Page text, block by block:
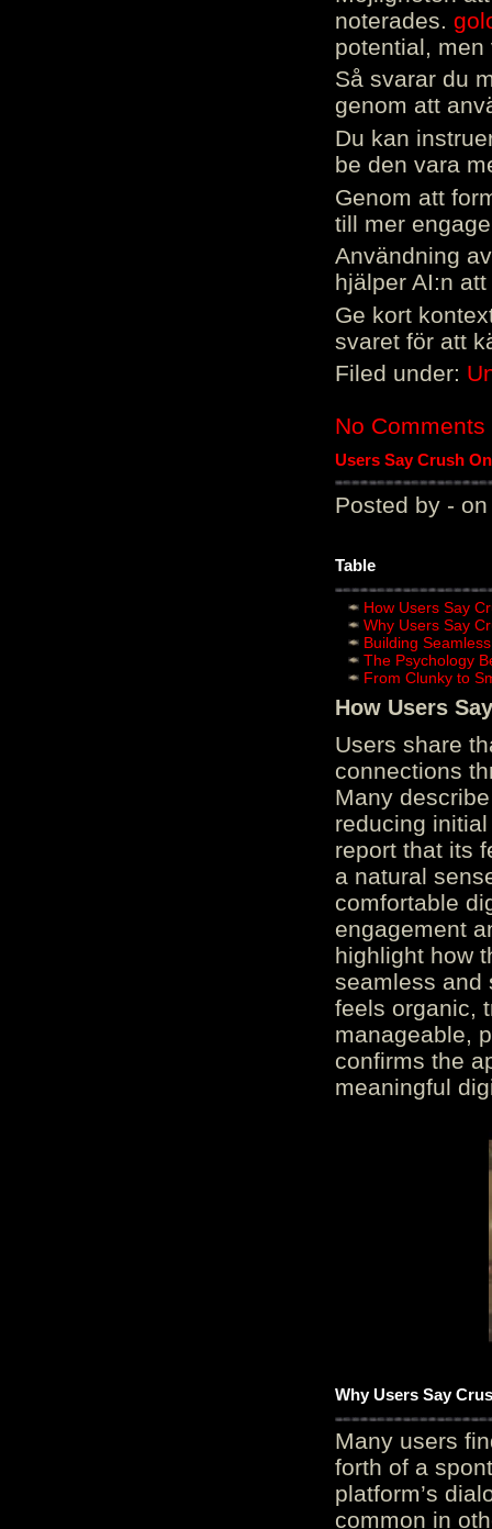
noterades.
potential, men
Så svarar du
genom att
Du kan
be den vara
Genom att
till mer
Användning
hjälper AI:n
Ge kort
svaret för att
Filed under:
No Comments
Users Say Crush
Posted by - on
Table
How Users Say
Why Users Say
Building
The Psychology
From Clunky to
How Users
Users share
connections
Many
reducing
report that its
a natural
comfortable
engagement
highlight how
seamless and
feels organic,
manageable,
confirms the
meaningful
Why Users Say
Many users
forth of a
platform’s
common in